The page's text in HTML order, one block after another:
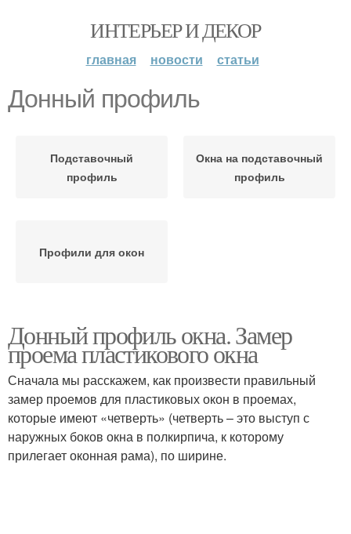
ИНТЕРЬЕР И ДЕКОР
главная новости статьи
Донный профиль
Подставочный
профиль
Окна на подставочный
профиль
Профили для окон
Донный профиль окна. Замер
проема пластикового окна
Сначала мы расскажем, как произвести правильный
замер проемов для пластиковых окон в проемах,
которые имеют «четверть» (четверть – это выступ с
наружных боков окна в полкирпича, к которому
прилегает оконная рама), по ширине.